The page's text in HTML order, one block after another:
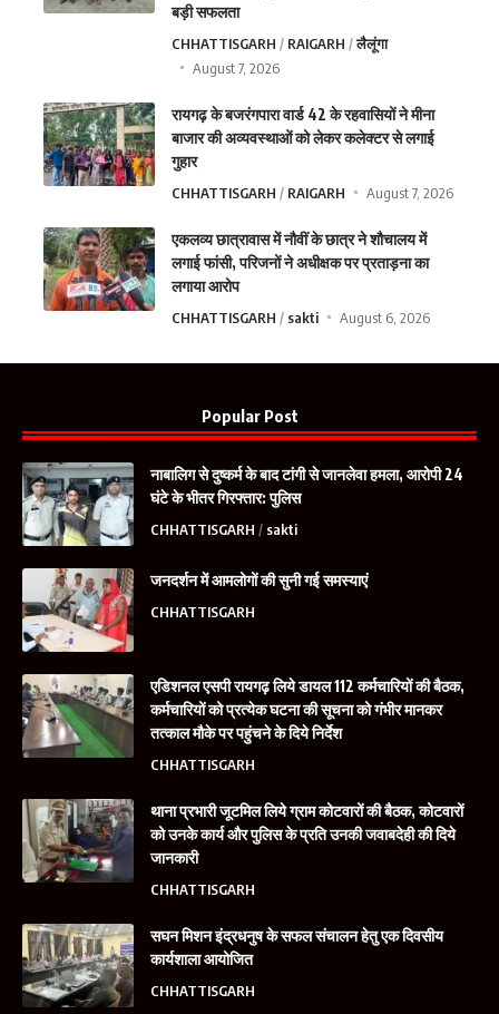
बड़ी सफलता
CHHATTISGARH RAIGARH
लैलूंगा
August 7, 2026
रायगढ़ के बजरंगपारा वार्ड 42 के रहवासियों ने मीना
बाजार की अव्यवस्थाओं को लेकर कलेक्टर से लगाई
गुहार
CHHATTISGARH RAIGARH August 7, 2026
एकलव्य छात्रावास में नौवीं के छात्र ने शौचालय में
लगाई फांसी, परिजनों ने अधीक्षक पर प्रताड़ना का
लगाया आरोप
CHHATTISGARH sakti August 6, 2026
Popular Post
नाबालिग से दुष्कर्म के बाद टांगी से जानलेवा हमला, आरोपी 24
घंटे के भीतर गिरफ्तार: पुलिस
CHHATTISGARH sakti
जनदर्शन में आमलोगों की सुनी गई समस्याएं
CHHATTISGARH
एडिशनल एसपी रायगढ़ लिये डायल 112 कर्मचारियों की बैठक,
कर्मचारियों को प्रत्येक घटना की सूचना को गंभीर मानकर
तत्काल मौके पर पहुंचने के दिये निर्देश
CHHATTISGARH
थाना प्रभारी जूटमिल लिये ग्राम कोटवारों की बैठक, कोटवारों
को उनके कार्य और पुलिस के प्रति उनकी जवाबदेही की दिये
जानकारी
CHHATTISGARH
सघन मिशन इंद्रधनुष के सफल संचालन हेतु एक दिवसीय
कार्यशाला आयोजित
CHHATTISGARH